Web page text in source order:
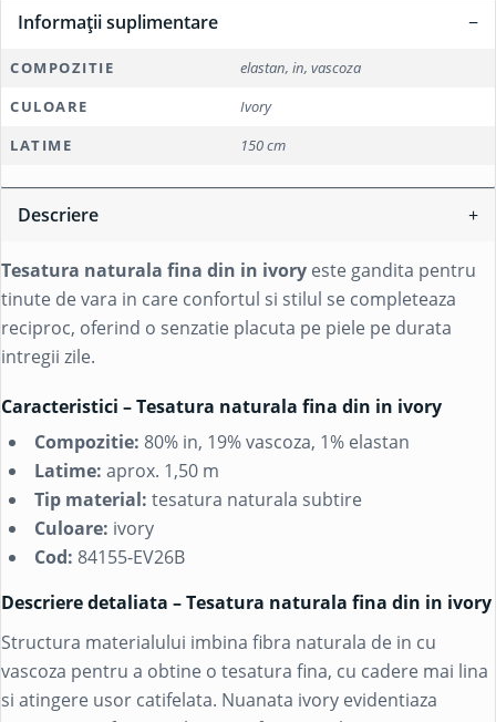
Descriere
Tesatura naturala fina din in ivory este gandita pentru
tinute de vara in care confortul si stilul se completeaza
reciproc, oferind o senzatie placuta pe piele pe durata
intregii zile.
Caracteristici – Tesatura naturala fina din in ivory
Compozitie: 80% in, 19% vascoza, 1% elastan
Latime: aprox. 1,50 m
Tip material: tesatura naturala subtire
Culoare: ivory
Cod: 84155-EV26B
Descriere detaliata – Tesatura naturala fina din in ivory
Structura materialului imbina fibra naturala de in cu
vascoza pentru a obtine o tesatura fina, cu cadere mai lina
si atingere usor catifelata. Nuanata ivory evidentiaza
Informații suplimentare
COMPOZITIE
elastan, in, vascoza
CULOARE
Ivory
LATIME
150 cm